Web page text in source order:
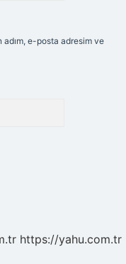
adım, e-posta adresim ve
https://yahu.com.tr